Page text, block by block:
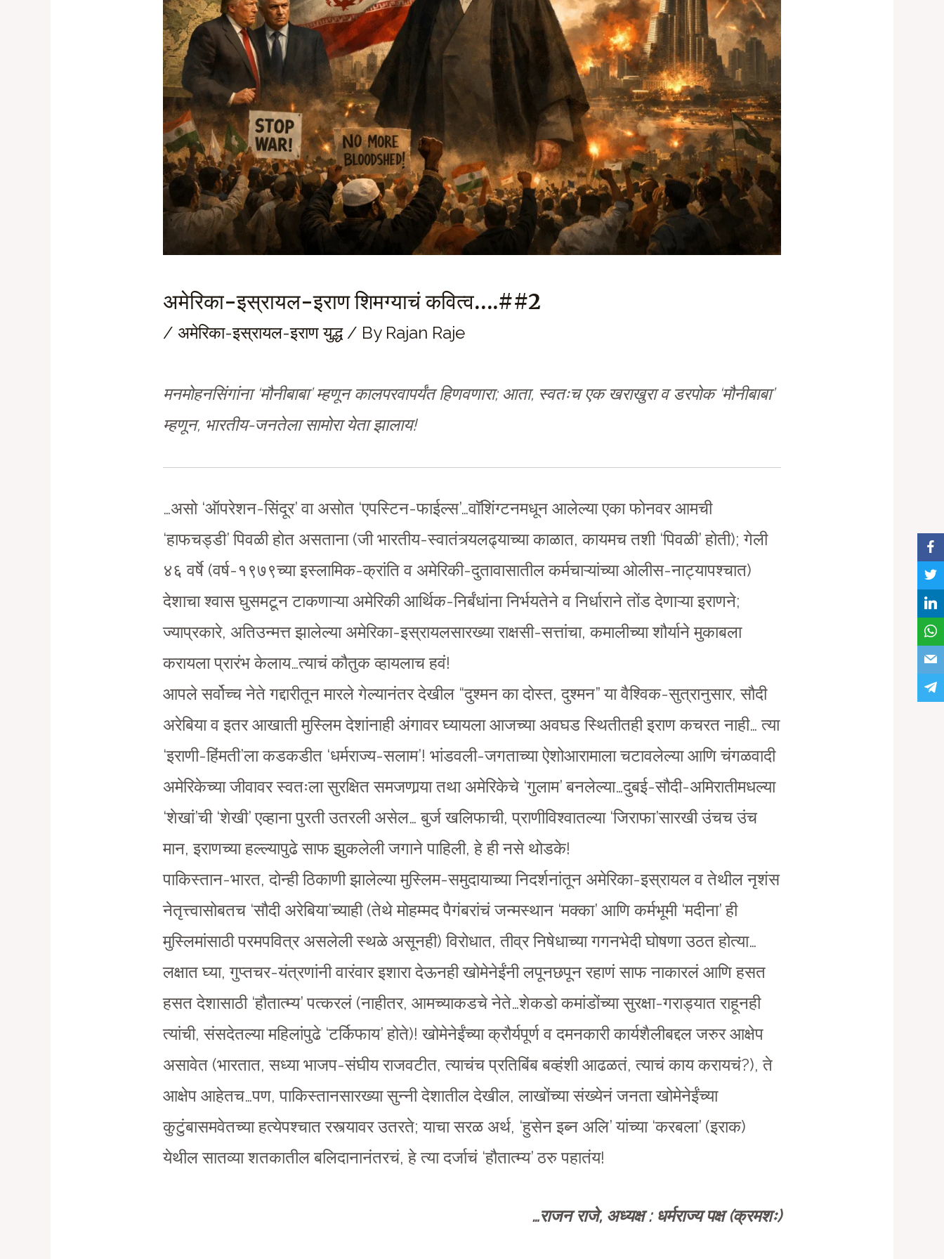
अमेरिका-इस्रायल-इराण शिमग्याचं कवित्व….##2
/अमेरिका-इस्रायल-इराण युद्ध/ By Rajan Raje
मनमोहनसिंगांना ‘मौनीबाबा’ म्हणून कालपरवापर्यंत हिणवणारा; आता, स्वतःच एक खराखुरा व डरपोक ‘मौनीबाबा’
म्हणून, भारतीय-जनतेला सामोरा येता झालाय!
…असो ‘ऑपरेशन-सिंदूर’ वा असोत ‘एपस्टिन-फाईल्स’…वाॅशिंग्टनमधून आलेल्या एका फोनवर आमची
‘हाफचड्डी’ पिवळी होत असताना (जी भारतीय-स्वातंत्र्यलढ्याच्या काळात, कायमच तशी ‘पिवळी’ होती); गेली
४६ वर्षे (वर्ष-१९७९च्या इस्लामिक-क्रांति व अमेरिकी-दुतावासातील कर्मचाऱ्यांच्या ओलीस-नाट्यापश्चात)
देशाचा श्वास घुसमटून टाकणाऱ्या अमेरिकी आर्थिक-निर्बंधांना निर्भयतेने व निर्धाराने तोंड देणाऱ्या इराणने;
ज्याप्रकारे, अतिउन्मत्त झालेल्या अमेरिका-इस्रायलसारख्या राक्षसी-सत्तांचा, कमालीच्या शौर्याने मुकाबला
करायला प्रारंभ केलाय…त्याचं कौतुक व्हायलाच हवं!
आपले सर्वोच्च नेते गद्दारीतून मारले गेल्यानंतर देखील “दुश्मन का दोस्त, दुश्मन” या वैश्विक-सुत्रानुसार, सौदी
अरेबिया व इतर आखाती मुस्लिम देशांनाही अंगावर घ्यायला आजच्या अवघड स्थितीतही इराण कचरत नाही… त्या
‘इराणी-हिंमती’ला कडकडीत ‘धर्मराज्य-सलाम’! भांडवली-जगताच्या ऐशोआरामाला चटावलेल्या आणि चंगळवादी
अमेरिकेच्या जीवावर स्वतःला सुरक्षित समजणार्‍या तथा अमेरिकेचे ‘गुलाम’ बनलेल्या…दुबई-सौदी-अमिरातीमधल्या
‘शेखां’ची ‘शेखी’ एव्हाना पुरती उतरली असेल… बुर्ज खलिफाची, प्राणीविश्वातल्या ‘जिराफा’सारखी उंचच उंच
मान, इराणच्या हल्ल्यापुढे साफ झुकलेली जगाने पाहिली, हे ही नसे थोडके!
पाकिस्तान-भारत, दोन्ही ठिकाणी झालेल्या मुस्लिम-समुदायाच्या निदर्शनांतून अमेरिका-इस्रायल व तेथील नृशंस
नेतृत्त्वासोबतच ‘सौदी अरेबिया’च्याही (तेथे मोहम्मद पैगंबरांचं जन्मस्थान ‘मक्का’ आणि कर्मभूमी ‘मदीना’ ही
मुस्लिमांसाठी परमपवित्र असलेली स्थळे असूनही) विरोधात, तीव्र निषेधाच्या गगनभेदी घोषणा उठत होत्या…
लक्षात घ्या, गुप्तचर-यंत्रणांनी वारंवार इशारा देऊनही खोमेनेईंनी लपूनछपून रहाणं साफ नाकारलं आणि हसत
हसत देशासाठी ‘हौतात्म्य’ पत्करलं (नाहीतर, आमच्याकडचे नेते…शेकडो कमांडोंच्या सुरक्षा-गराड्यात राहूनही
त्यांची, संसदेतल्या महिलांपुढे ‘टर्किफाय’ होते)! खोमेनेईंच्या क्रौर्यपूर्ण व दमनकारी कार्यशैलीबद्दल जरुर आक्षेप
असावेत (भारतात, सध्या भाजप-संघीय राजवटीत, त्याचंच प्रतिबिंब बव्हंशी आढळतं, त्याचं काय करायचं?), ते
आक्षेप आहेतच…पण, पाकिस्तानसारख्या सुन्नी देशातील देखील, लाखोंच्या संख्येनं जनता खोमेनेईंच्या
कुटुंबासमवेतच्या हत्येपश्चात रस्त्यावर उतरते; याचा सरळ अर्थ, ‘हुसेन इब्न अलि’ यांच्या ‘करबला’ (इराक)
येथील सातव्या शतकातील बलिदानानंतरचं, हे त्या दर्जाचं ‘हौतात्म्य’ ठरु पहातंय!
…राजन राजे, अध्यक्ष : धर्मराज्य पक्ष (क्रमशः)